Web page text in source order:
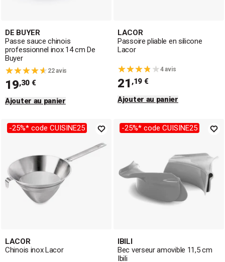
DE BUYER
Passe sauce chinois
professionnel inox 14 cm De
Buyer
22 avis
19,30 €
Ajouter au panier
LACOR
Passoire pliable en silicone
Lacor
4 avis
21 ,19 €
Ajouter au panier
-25%* code CUISINE25
LACOR
Chinois inox Lacor
-25%* code CUISINE25
IBILI
Bec verseur amovible 11,5 cm
Ibili